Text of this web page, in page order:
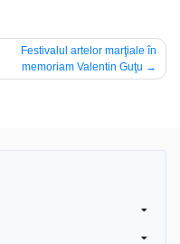
Festivalul artelor marţiale în
memoriam Valentin Guţu